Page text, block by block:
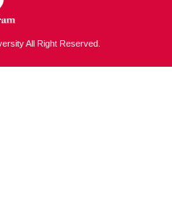
All Right Reserved.